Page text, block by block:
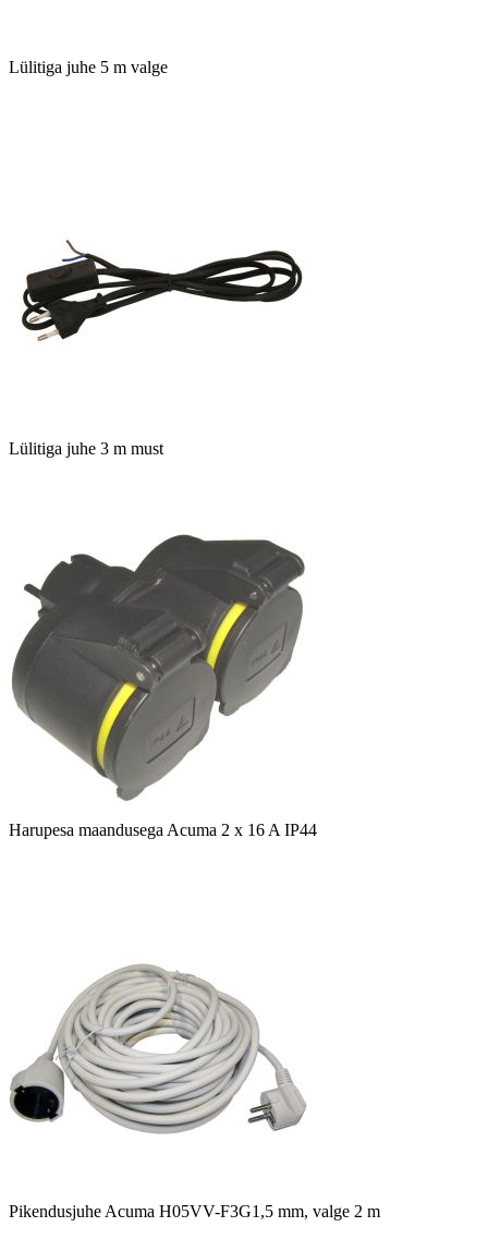
Lülitiga juhe 5 m valge
Lülitiga juhe 3 m must
Harupesa maandusega Acuma 2 x 16 A IP44
Pikendusjuhe Acuma H05VV-F3G1,5 mm, valge 2 m